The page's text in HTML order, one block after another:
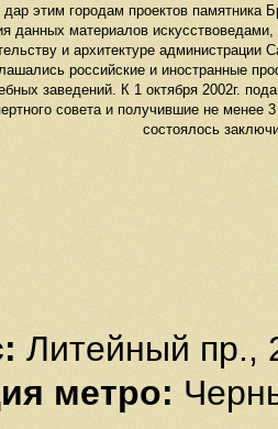
дар этим городам проектов памятника
данных материалов
и архитектуре
российские и иностранные
заведений. К 1 октября 2002г.
совета и получившие не менее
состоялось
Литейный пр.,
метро: